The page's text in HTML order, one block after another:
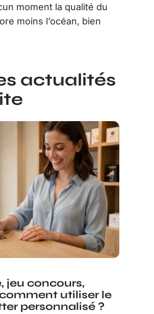
moment la qualité du
moins l’océan, bien
actualités
jeu concours,
utiliser le
personnalisé ?